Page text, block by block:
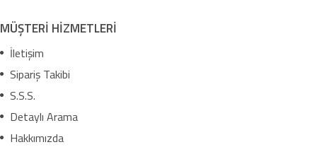
MÜŞTERİ HİZMETLERİ
İletişim
Sipariş Takibi
S.S.S.
Detaylı Arama
Hakkımızda